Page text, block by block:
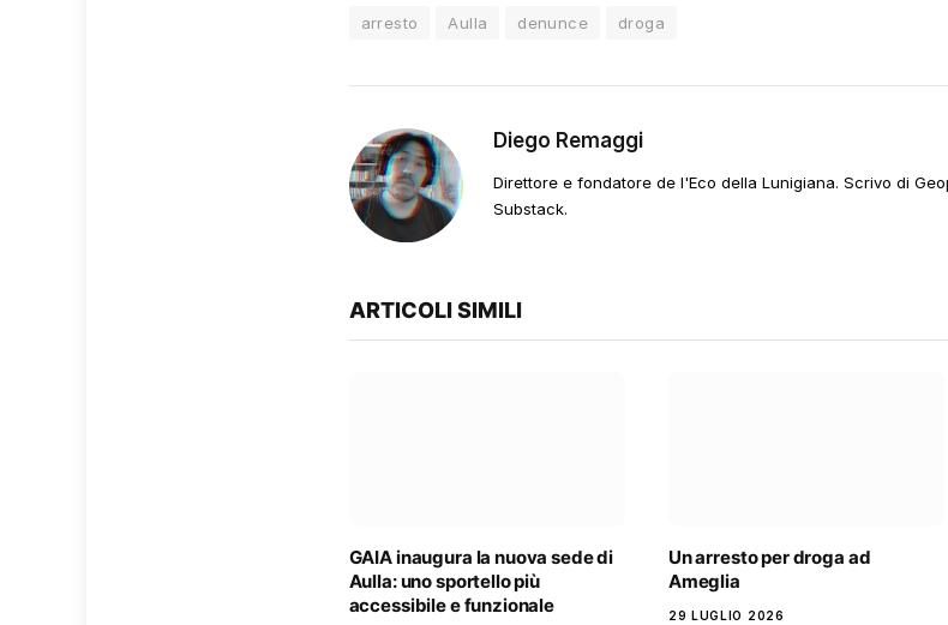
arresto Aulla denunce droga
Diego Remaggi
Direttore e fondatore de l'Eco della Lunigiana. Scrivo di
Substack.
ARTICOLI SIMILI
GAIA inaugura la nuova sede di
Aulla: uno sportello più
accessibile e funzionale
Un arresto per droga ad
Ameglia
29 LUGLIO 2026